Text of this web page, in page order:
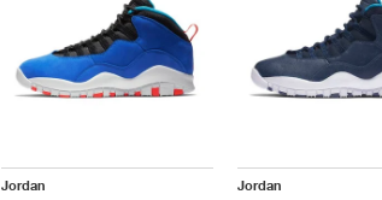
Jordan Jordan